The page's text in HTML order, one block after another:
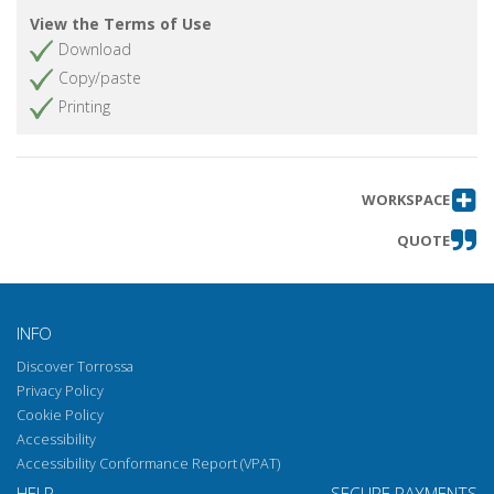
La teorizzazione romantica sull'attore
come “dialettica periodica” : Hunt, Hazlitt
e gli altri
La presse française du XIXe siècle face au
théâtre de marionnettes : les défis de
Théâtre populaire (1953-1964) et les
acteurs : déni ou refoulement?
Travail Théâtral (1970-1979) ou l'acteur critique de
son propre travail
View the Terms of Use
Download
Copy/paste
Printing
WORKSPACE
QUOTE
INFO
Discover Torrossa
Privacy Policy
Cookie Policy
Accessibility
Accessibility Conformance Report (VPAT)